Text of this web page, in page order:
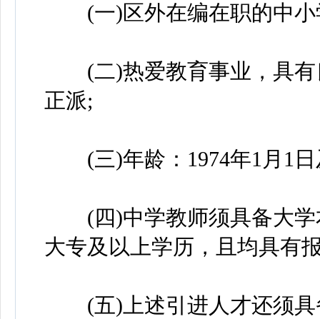
(一)区外在编在职的中小
(二)热爱教育事业，具有
正派;
(三)年龄：1974年1月1日
(四)中学教师须具备大学
大专及以上学历，且均具有
(五)上述引进人才还须具